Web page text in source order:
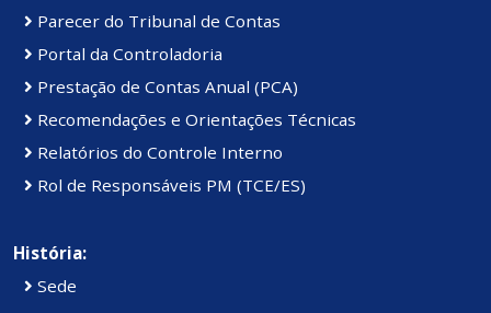
Parecer do Tribunal de Contas
Portal da Controladoria
Prestação de Contas Anual (PCA)
Recomendações e Orientações Técnicas
Relatórios do Controle Interno
Rol de Responsáveis PM (TCE/ES)
História:
Sede